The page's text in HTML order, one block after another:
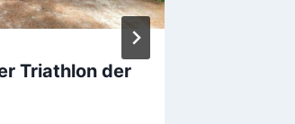
Triathlon der